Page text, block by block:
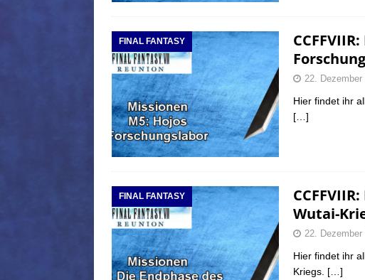
FINAL FANTASY
22. Dezember
Hier findet ihr
[…]
FINAL FANTASY
Wutai-
22. Dezember
Hier findet ihr
Kriegs. […]